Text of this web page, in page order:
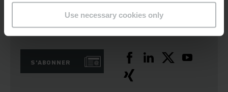
Use necessary cookies only
S'ABONNER